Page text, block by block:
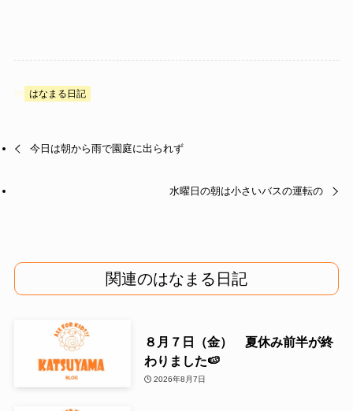
はなまる日記
今日は朝から雨で園庭に出られず
水曜日の朝は小さいバスの運転の
関連のはなまる日記
８月７日（金） 夏休み前半が終
わりました🍉
2026年8月7日